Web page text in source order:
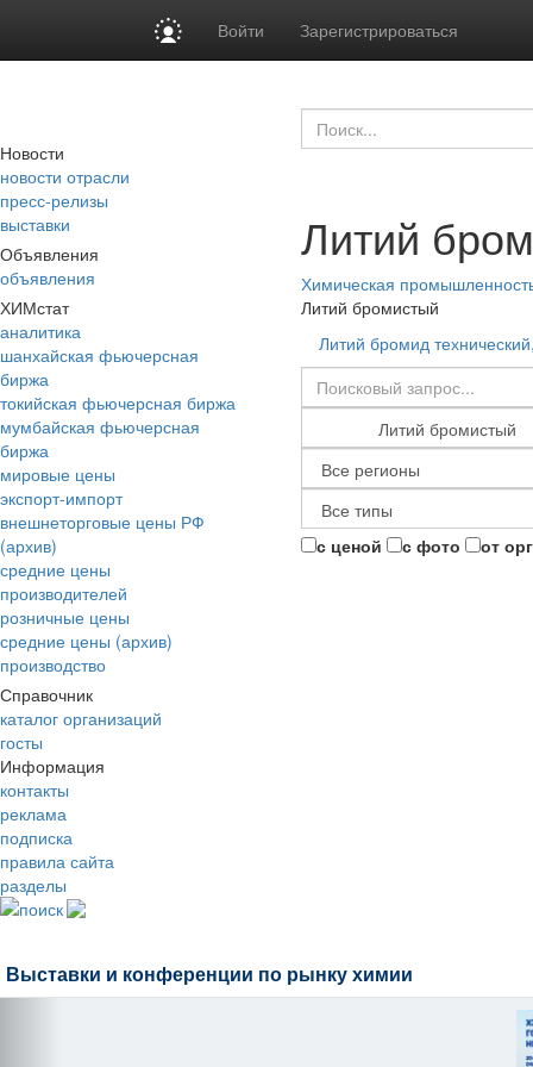
Войти Зарегистрироваться
Новости
новости отрасли
пресс-релизы
выставки
Объявления
объявления
ХИМстат
аналитика
шанхайская фьючерсная
биржа
токийская фьючерсная биржа
мумбайская фьючерсная
биржа
мировые цены
экспорт-импорт
внешнеторговые цены РФ
(архив)
средние цены
производителей
розничные цены
средние цены (архив)
производство
Справочник
каталог организаций
госты
Информация
контакты
реклама
подписка
правила сайта
разделы
поиск
Литий
Химическая
Литий бромистый
Литий бромид
с ценой с фото от
Выставки и конференции по рынку химии